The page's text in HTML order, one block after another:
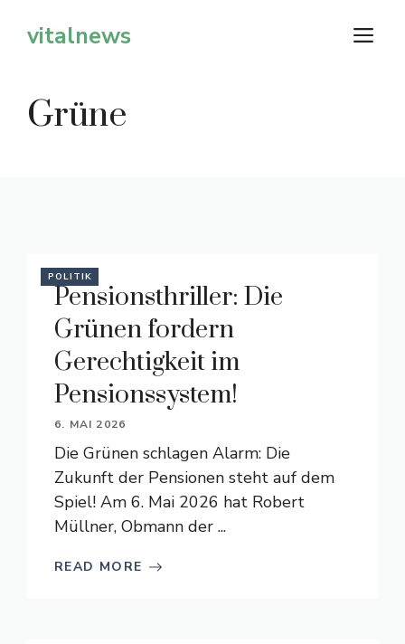
Inhaltvitalnews
Grüne
POLITIK
Pensionsthriller: Die
Grünen fordern
Gerechtigkeit im
Pensionssystem!
6. MAI 2026
Die Grünen schlagen Alarm: Die
Zukunft der Pensionen steht auf dem
Spiel! Am 6. Mai 2026 hat Robert
Müllner, Obmann der ...
READ MORE